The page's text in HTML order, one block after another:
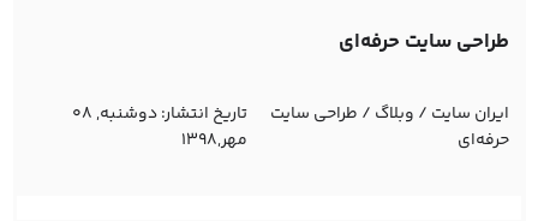
طراحی سایت حرفه‌ای
ایران سایت / وبلاگ / طراحی سایت
حرفه‌ای
تاریخ انتشار:
دوشنبه, 08
مهر,1398